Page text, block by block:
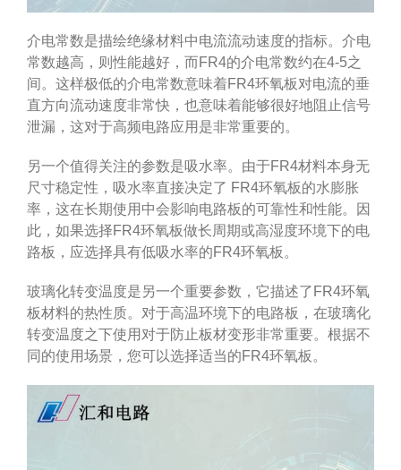
介电常数是描绘绝缘材料中电流流动速度的指标。介电
常数越高，则性能越好，而FR4的介电常数约在4-5之
间。这样极低的介电常数意味着FR4环氧板对电流的垂
直方向流动速度非常快，也意味着能够很好地阻止信号
泄漏，这对于高频电路应用是非常重要的。
另一个值得关注的参数是吸水率。由于FR4材料本身无
尺寸稳定性，吸水率直接决定了 FR4环氧板的水膨胀
率，这在长期使用中会影响电路板的可靠性和性能。因
此，如果选择FR4环氧板做长周期或高湿度环境下的电
路板，应选择具有低吸水率的FR4环氧板。
玻璃化转变温度是另一个重要参数，它描述了FR4环氧
板材料的热性质。对于高温环境下的电路板，在玻璃化
转变温度之下使用对于防止板材变形非常重要。根据不
同的使用场景，您可以选择适当的FR4环氧板。